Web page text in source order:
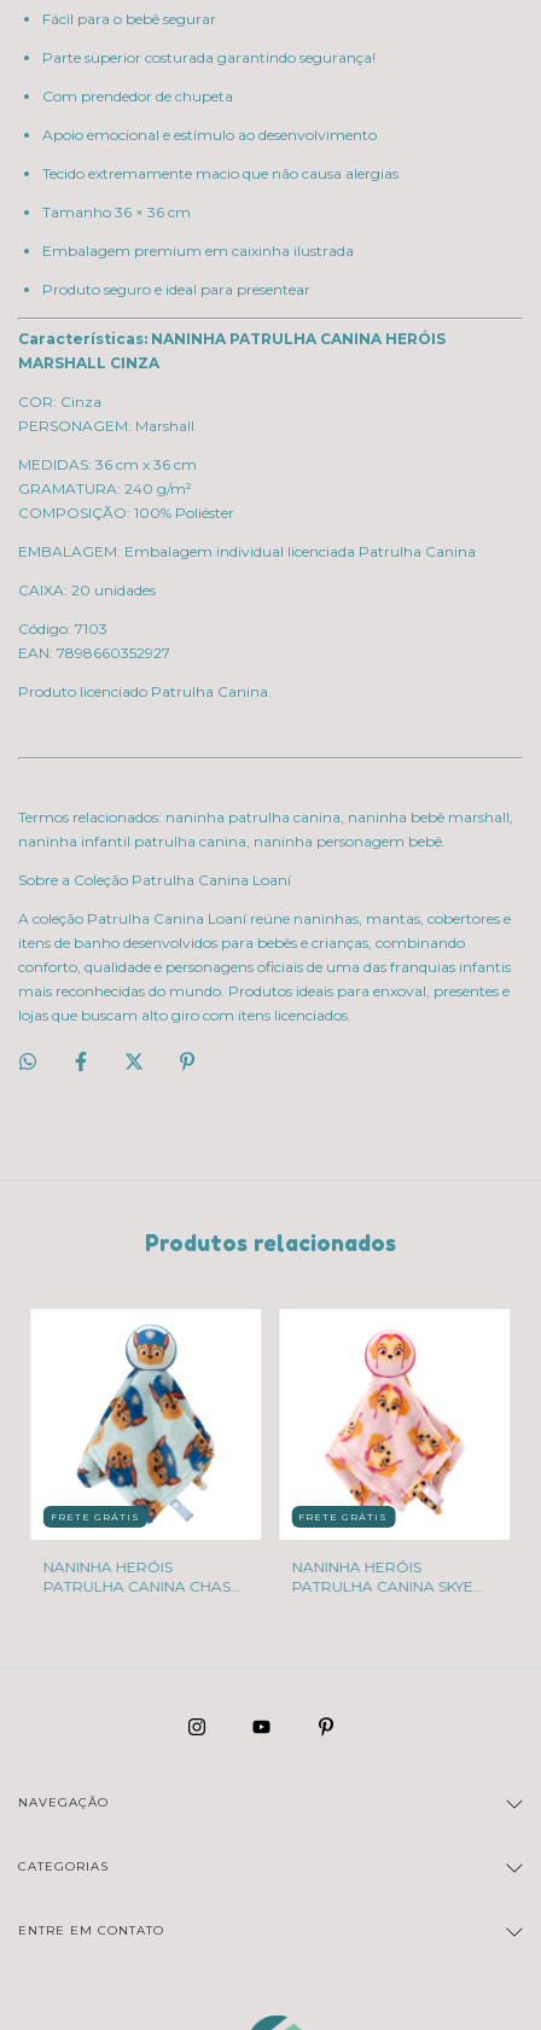
Fácil para o bebê segurar
Parte superior costurada garantindo segurança!
Com prendedor de chupeta
Apoio emocional e estímulo ao desenvolvimento
Tecido extremamente macio que não causa alergias
Tamanho 36 × 36 cm
Embalagem premium em caixinha ilustrada
Produto seguro e ideal para presentear
Características: NANINHA PATRULHA CANINA HERÓIS
MARSHALL CINZA
COR: Cinza
PERSONAGEM: Marshall
MEDIDAS: 36 cm x 36 cm
GRAMATURA: 240 g/m²
COMPOSIÇÃO: 100% Poliéster
EMBALAGEM: Embalagem individual licenciada Patrulha Canina
CAIXA: 20 unidades
Código: 7103
EAN: 7898660352927
Produto licenciado Patrulha Canina.
Termos relacionados: naninha patrulha canina, naninha bebê marshall,
naninha infantil patrulha canina, naninha personagem bebê.
Sobre a Coleção Patrulha Canina Loaní
A coleção Patrulha Canina Loaní reúne naninhas, mantas, cobertores e
itens de banho desenvolvidos para bebês e crianças, combinando
conforto, qualidade e personagens oficiais de uma das franquias infantis
mais reconhecidas do mundo. Produtos ideais para enxoval, presentes e
lojas que buscam alto giro com itens licenciados.
Produtos relacionados
FRETE GRÁTIS
NANINHA HERÓIS
PATRULHA CANINA CHASE
FRETE GRÁTIS
NANINHA HERÓIS
PATRULHA CANINA SKYE
NAVEGAÇÃO
CATEGORIAS
ENTRE EM CONTATO